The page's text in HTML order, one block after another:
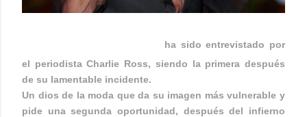
ha sido entrevistado por
el periodista Charlie Ross, siendo la primera después
de su lamentable incidente.
Un dios de la moda que da su imagen más vulnerable y
pide una segunda oportunidad, después del infierno